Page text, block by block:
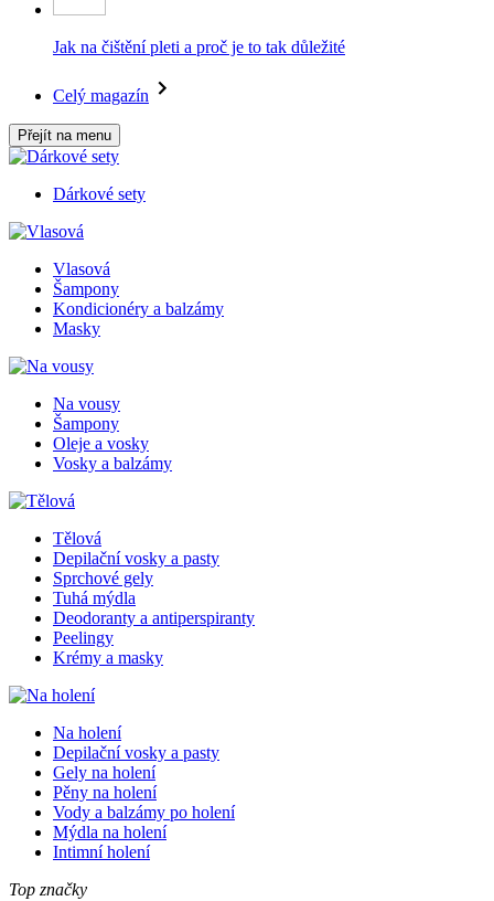
Jak na čištění pleti a proč je to tak důležité
Celý magazín
Přejít na menu
Dárkové sety
Vlasová
Šampony
Kondicionéry a balzámy
Masky
Na vousy
Šampony
Oleje a vosky
Vosky a balzámy
Tělová
Depilační vosky a pasty
Sprchové gely
Tuhá mýdla
Deodoranty a antiperspiranty
Peelingy
Krémy a masky
Na holení
Depilační vosky a pasty
Gely na holení
Pěny na holení
Vody a balzámy po holení
Mýdla na holení
Intimní holení
Top značky